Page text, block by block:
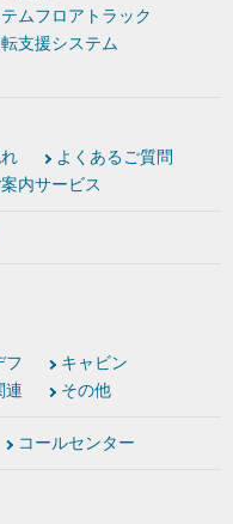
ムフロアトラック
支援システム
よくあるご質問
内サービス
フ
キャビン
連 その他
コールセンター